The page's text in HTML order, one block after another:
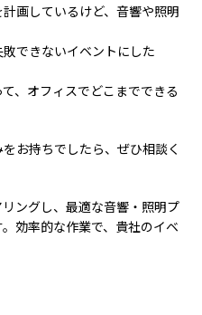
画しているけど、音響や照明
敗できないイベントにした
、オフィスでどこまでできる
お持ちでしたら、ぜひ相談く
ングし、最適な音響・照明プ
効率的な作業で、貴社のイベ